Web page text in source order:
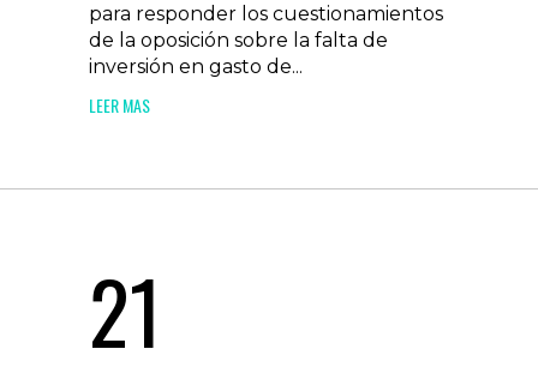
para responder los cuestionamientos
de la oposición sobre la falta de
inversión en gasto de...
LEER MAS
21